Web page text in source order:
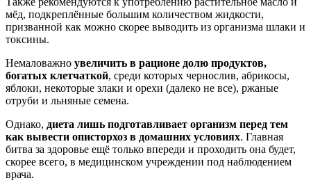
мёд, подкреплённые большим количеством жидкости,
призванной как можно скорее выводить из организма шлаки и
токсины.
Немаловажно увеличить в рационе долю продуктов,
богатых клетчаткой, среди которых чернослив, абрикосы,
яблоки, некоторые злаки и орехи (далеко не все), ржаные
отруби и льняные семена.
Однако, диета лишь подготавливает организм перед тем
как вывести описторхоз в домашних условиях. Главная
битва за здоровье ещё только впереди и проходить она будет,
скорее всего, в медицинском учреждении под наблюдением
врача.